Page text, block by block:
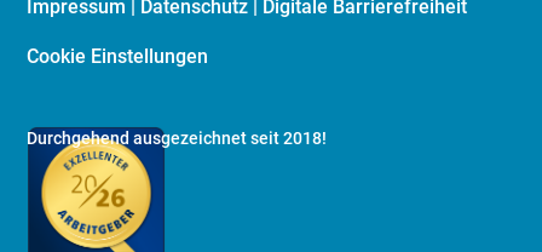
Impressum | Datenschutz | Digitale Barrierefreiheit
Cookie Einstellungen